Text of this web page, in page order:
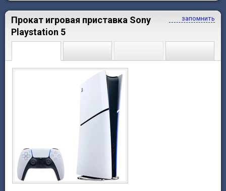
запомнить
Прокат игровая приставка Sony
Playstation 5